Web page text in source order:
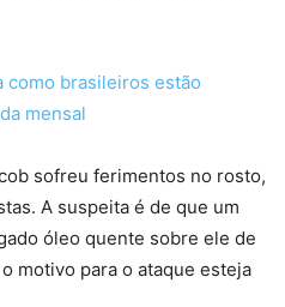
como brasileiros estão
mensal
sofreu ferimentos no rosto,
A suspeita é de que um
óleo quente sobre ele de
motivo para o ataque esteja